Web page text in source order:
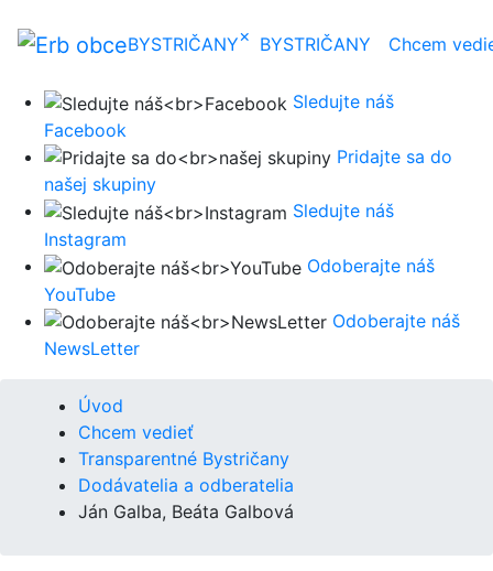
BYSTRIČANY× BYSTRIČANY Chcem
Sledujte náš
Facebook
Pridajte sa do
našej skupiny
Sledujte náš
Instagram
Odoberajte náš
YouTube
Odoberajte náš
NewsLetter
Úvod
Chcem vedieť
Transparentné Bystričany
Dodávatelia a odberatelia
Ján Galba, Beáta Galbová